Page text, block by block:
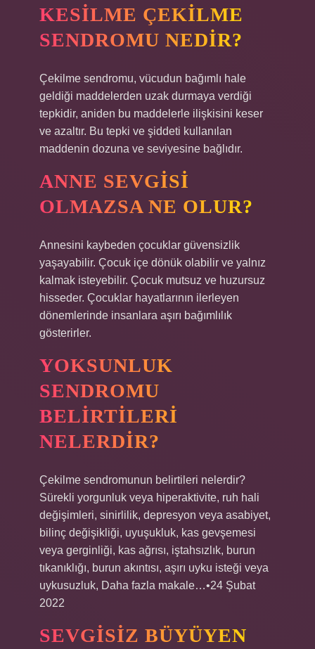
KESILME ÇEKILME
SENDROMU NEDIR?
Çekilme sendromu, vücudun bağımlı hale
geldiği maddelerden uzak durmaya verdiği
tepkidir, aniden bu maddelerle ilişkisini keser
ve azaltır. Bu tepki ve şiddeti kullanılan
maddenin dozuna ve seviyesine bağlıdır.
ANNE SEVGISI
OLMAZSA NE OLUR?
Annesini kaybeden çocuklar güvensizlik
yaşayabilir. Çocuk içe dönük olabilir ve yalnız
kalmak isteyebilir. Çocuk mutsuz ve huzursuz
hisseder. Çocuklar hayatlarının ilerleyen
dönemlerinde insanlara aşırı bağımlılık
gösterirler.
YOKSUNLUK
SENDROMU
BELIRTILERI
NELERDIR?
Çekilme sendromunun belirtileri nelerdir?
Sürekli yorgunluk veya hiperaktivite, ruh hali
değişimleri, sinirlilik, depresyon veya asabiyet,
bilinç değişikliği, uyuşukluk, kas gevşemesi
veya gerginliği, kas ağrısı, iştahsızlık, burun
tıkanıklığı, burun akıntısı, aşırı uyku isteği veya
uykusuzluk, Daha fazla makale…•24 Şubat
2022
SEVGISIZ BÜYÜYEN